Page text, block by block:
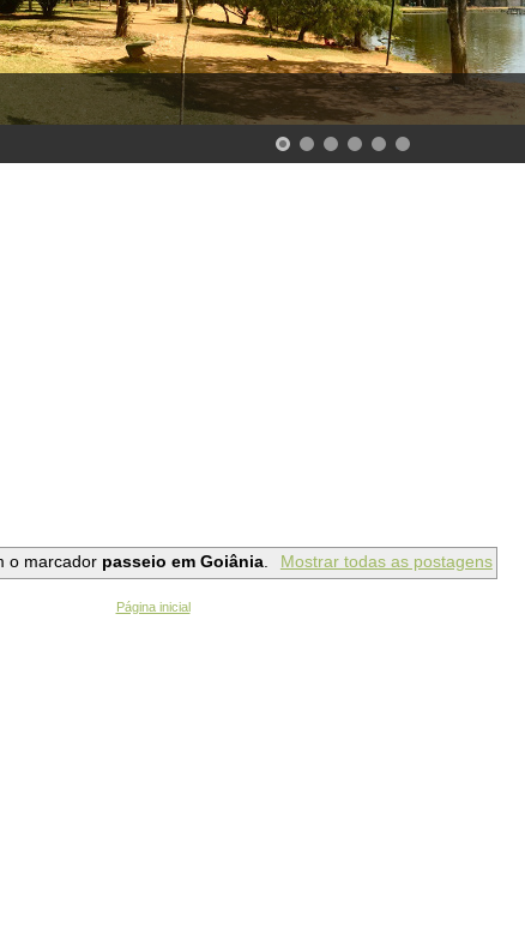
o marcador passeio em Goiânia. Mostrar todas as postagens
Página inicial